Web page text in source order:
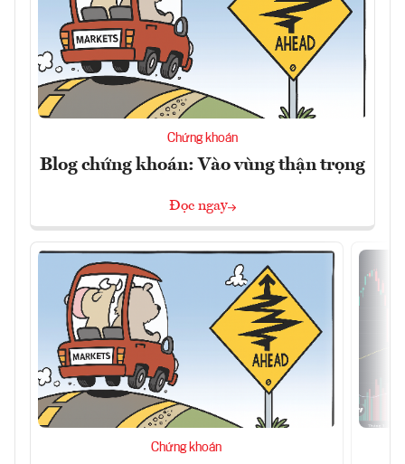
Chứng khoán
Blog chứng khoán: Vào vùng thận trọng
Đọc ngay
Chứng khoán